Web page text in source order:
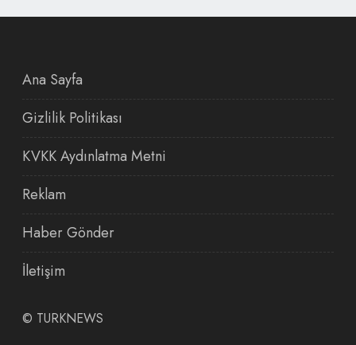
Ana Sayfa
Gizlilik Politikası
KVKK Aydınlatma Metni
Reklam
Haber Gönder
İletişim
© TURKNEWS